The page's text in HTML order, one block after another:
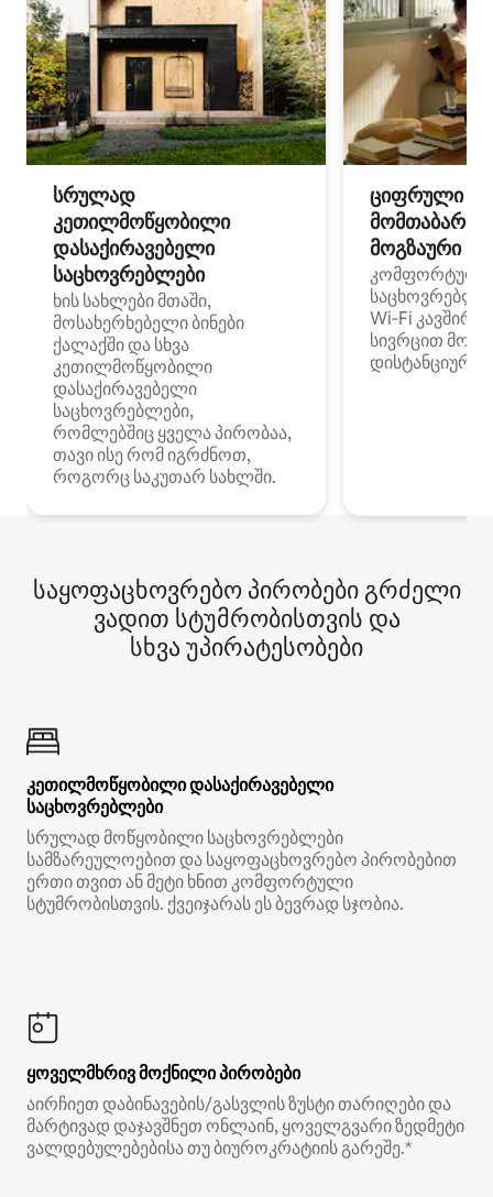
სრულად
კეთილმოწყობილი
დასაქირავებელი
საცხოვრებლები
ხის სახლები მთაში,
მოსახერხებელი ბინები
ქალაქში და სხვა
კეთილმოწყობილი
დასაქირავებელი
საცხოვრებლები,
რომლებშიც ყველა პირობაა,
თავი ისე რომ იგრძნოთ,
როგორც საკუთარ სახლში.
ციფრული
მოგზაური
კომფორტული
Wi‑Fi
სივრცით
დისტანციური
საყოფაცხოვრებო პირობები გრძელი
ვადით სტუმრობისთვის და
სხვა უპირატესობები
კეთილმოწყობილი დასაქირავებელი
საცხოვრებლები
სრულად მოწყობილი საცხოვრებლები
სამზარეულოებით და საყოფაცხოვრებო პირობებით
ერთი თვით ან მეტი ხნით კომფორტული
სტუმრობისთვის. ქვეიჯარას ეს ბევრად სჯობია.
ყოველმხრივ მოქნილი პირობები
აირჩიეთ დაბინავების/გასვლის ზუსტი თარიღები და
მარტივად დაჯავშნეთ ონლაინ, ყოველგვარი ზედმეტი
ვალდებულებებისა თუ ბიუროკრატიის გარეშე.*